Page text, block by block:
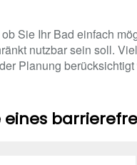
Sie Ihr Bad einfach
nutzbar sein soll.
Planung